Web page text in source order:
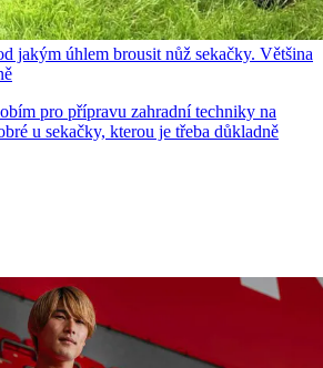
jakým úhlem brousit nůž sekačky. Většina
pro přípravu zahradní techniky na
u sekačky, kterou je třeba důkladně